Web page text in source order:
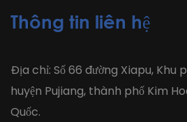
Thông tin liên hệ
Địa chỉ: Số 66 đường Xiapu, Khu
huyện Pujiang, thành phố Kim
Quốc.